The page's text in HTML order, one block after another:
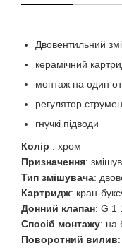
Двовентильний
керамічний
монтаж на один
регулятор
гнучкі підводи
Колір : хром
Призначення:
Тип змішувача:
Картридж: кран-
Донний клапан: G 1
Спосіб монтажу: на
Поворотний вилив